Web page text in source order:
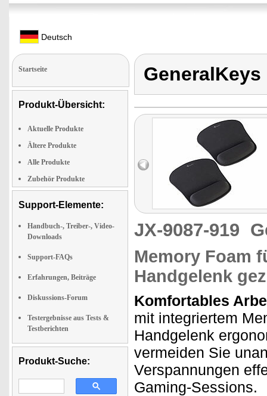
Deutsch
Startseite
Produkt-Übersicht:
Aktuelle Produkte
Ältere Produkte
Alle Produkte
Zubehör Produkte
Support-Elemente:
Handbuch-, Treiber-, Video-
Downloads
Support-FAQs
Erfahrungen, Beiträge
Diskussions-Forum
Testergebnisse aus Tests &
Testberichten
Produkt-Suche:
JX-9087-919
Memory Foam
Handgelenk
Komfortables
mit integriertem
Handgelenk
vermeiden Sie
Verspannungen
Gaming-Sessions.